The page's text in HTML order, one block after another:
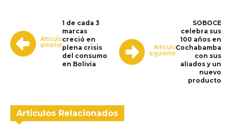
Artículo
anterior
1 de cada 3
marcas
creció en
plena crisis
del consumo
en Bolivia
Artículo
siguiente
SOBOCE
celebra sus
100 años en
Cochabamba
con sus
aliados y un
nuevo
producto
Articulos Relacionados